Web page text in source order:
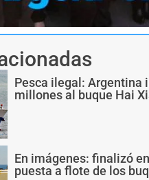
Pesca ilegal: Argentina
millones al buque Hai
En imágenes: finalizó
puesta a flote de los